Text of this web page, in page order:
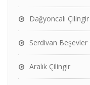
Dağyoncalı
Serdivan Beşevler
Aralık Çilingir